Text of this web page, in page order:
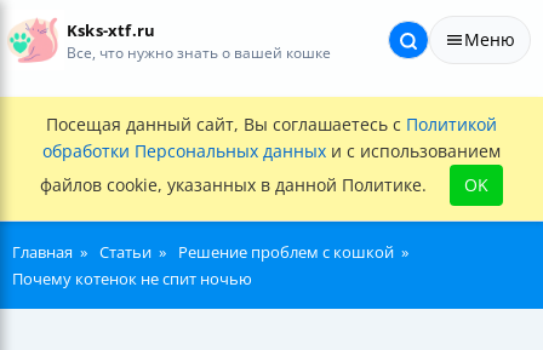
Ksks-xtf.ru
Все, что нужно знать о вашей кошке
Меню
Посещая данный сайт, Вы соглашаетесь с Политикой
обработки Персональных данных и с использованием
файлов cookie, указанных в данной Политике.
OK
Главная Статьи
Решение проблем с кошкой
Почему котенок не спит ночью